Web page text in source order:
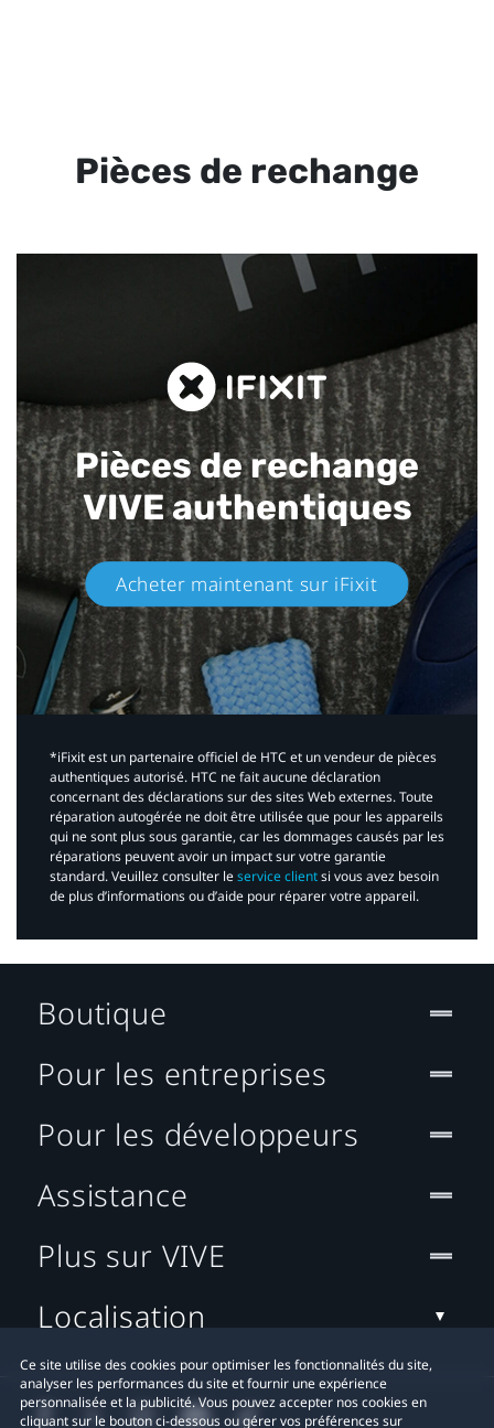
Pièces de rechange
Pièces de rechange
VIVE authentiques​
Acheter maintenant sur iFixit​
*iFixit est un partenaire officiel de HTC et un vendeur de pièces
authentiques autorisé. HTC ne fait aucune déclaration
concernant des déclarations sur des sites Web externes. Toute
réparation autogérée ne doit être utilisée que pour les appareils
qui ne sont plus sous garantie, car les dommages causés par les
réparations peuvent avoir un impact sur votre garantie
standard. Veuillez consulter leservice clientsi vous avez besoin
de plus d’informations ou d’aide pour réparer votre appareil.​
Ce site utilise des cookies pour optimiser les fonctionnalités du site,
analyser les performances du site et fournir une expérience
personnalisée et la publicité. Vous pouvez accepter nos cookies en
cliquant sur le bouton ci-dessous ou gérer vos préférences sur
Boutique
Pour les entreprises
Pour les développeurs
Assistance
Plus sur VIVE
Localisation